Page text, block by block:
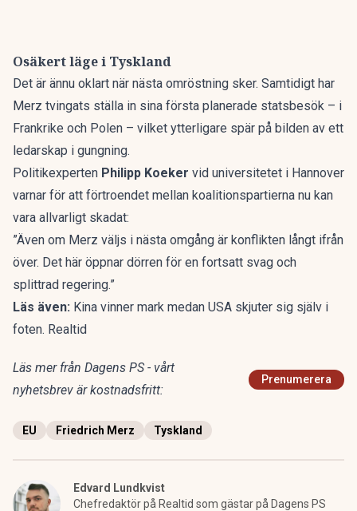
Osäkert läge i Tyskland
Det är ännu oklart när nästa omröstning sker. Samtidigt har
Merz tvingats ställa in sina första planerade statsbesök – i
Frankrike och Polen – vilket ytterligare spär på bilden av ett
ledarskap i gungning.
Politikexperten Philipp Koeker vid universitetet i Hannover
varnar för att förtroendet mellan koalitionspartierna nu kan
vara allvarligt skadat:
”Även om Merz väljs i nästa omgång är konflikten långt ifrån
över. Det här öppnar dörren för en fortsatt svag och
splittrad regering.”
Läs även: Kina vinner mark medan USA skjuter sig själv i
foten. Realtid
Läs mer från Dagens PS - vårt
nyhetsbrev är kostnadsfritt:
Prenumerera
EU Friedrich Merz Tyskland
Edvard Lundkvist
Chefredaktör på Realtid som gästar på Dagens PS